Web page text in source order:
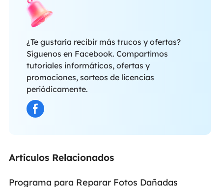
¿Te gustaría recibir más trucos y ofertas?
Síguenos en Facebook. Compartimos
tutoriales informáticos, ofertas y
promociones, sorteos de licencias
periódicamente.
Artículos Relacionados
Programa para Reparar Fotos Dañadas